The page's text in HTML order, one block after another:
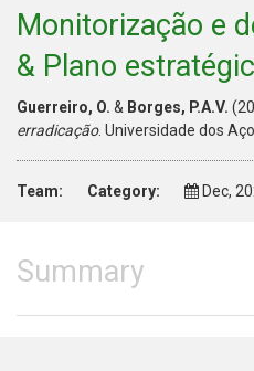
Monitorização e
& Plano
Guerreiro, O. & Borges, P.A.V.
erradicação. Universidade dos
Team: Category: Dec,
Summary